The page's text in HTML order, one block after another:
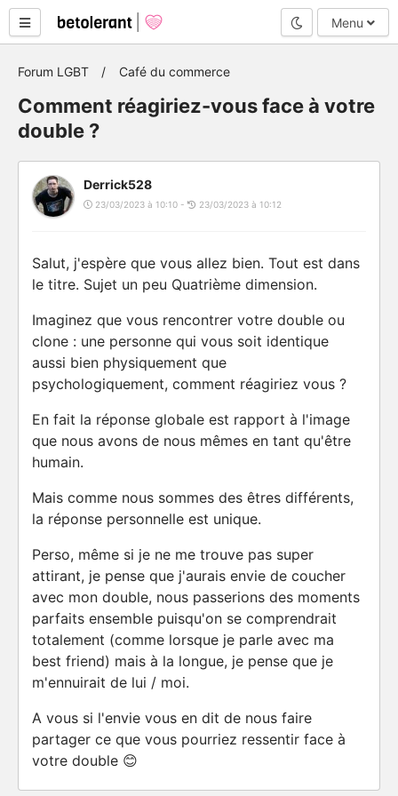
Mode nuit
Menu
Forum LGBT Café du commerce
Comment réagiriez-vous face à votre
double ?
Derrick528
23/03/2023 à 10:10 - 23/03/2023 à 10:12
Salut, j'espère que vous allez bien. Tout est dans
le titre. Sujet un peu Quatrième dimension.
Imaginez que vous rencontrer votre double ou
clone : une personne qui vous soit identique
aussi bien physiquement que
psychologiquement, comment réagiriez vous ?
En fait la réponse globale est rapport à l'image
que nous avons de nous mêmes en tant qu'être
humain.
Mais comme nous sommes des êtres différents,
la réponse personnelle est unique.
Perso, même si je ne me trouve pas super
attirant, je pense que j'aurais envie de coucher
avec mon double, nous passerions des moments
parfaits ensemble puisqu'on se comprendrait
totalement (comme lorsque je parle avec ma
best friend) mais à la longue, je pense que je
m'ennuirait de lui / moi.
A vous si l'envie vous en dit de nous faire
partager ce que vous pourriez ressentir face à
votre double 😊